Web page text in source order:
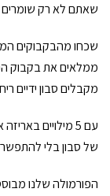
שאתם לא רק שומרים
שכחו מהבקבוקים
ממלאים את בקבוק
מקבלים סבון ידיים
של סבון בלי להתפשר
הפורמולה שלנו